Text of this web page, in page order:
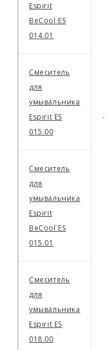
-
Espirit
BeCool ES
014.01
Смеситель
для
умывальника
Espirit ES
015.00
Смеситель
для
умывальника
Espirit
BeCool ES
015.01
Смеситель
для
умывальника
Espirit ES
018.00